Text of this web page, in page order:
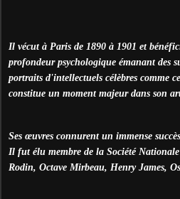
Il vécut à Paris de 1890 à 1901 et
profondeur psychologique émanant des
portraits d'intellectuels célèbres comme
constitue un moment majeur dans son
Ses œuvres connurent un immense
Il fut élu membre de la Société
Rodin, Octave Mirbeau, Henry James,